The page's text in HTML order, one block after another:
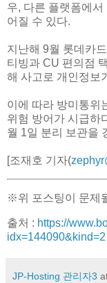
우, 다른 플랫폼에서
어질 수 있다.
지난해 9월 롯데카
티빙과 CU 편의점
해 사고로 개인정보
이에 따라 방미통위
위험 방어가 시급하
월 1일 분리 보관을
[조재호 기자(
※위 포스팅이 문제
출처 : https://
idx=144090&kind=2
JP-Hosting 관리자3